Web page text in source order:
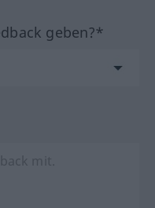
geben?*